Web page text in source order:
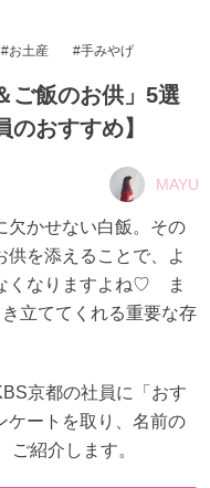
お土産 手みやげ
ご飯のお供」5選
のおすすめ】
MAYU
欠かせない白飯。その
供を添えることで、よ
くなりますよね♡ ま
立ててくれる重要な存
京都の社員に「おす
ケートを取り、名前の
ご紹介します。